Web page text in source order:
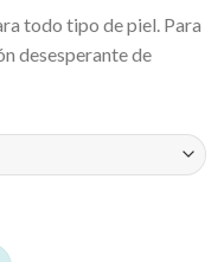
todo tipo de piel. Para
desesperante de